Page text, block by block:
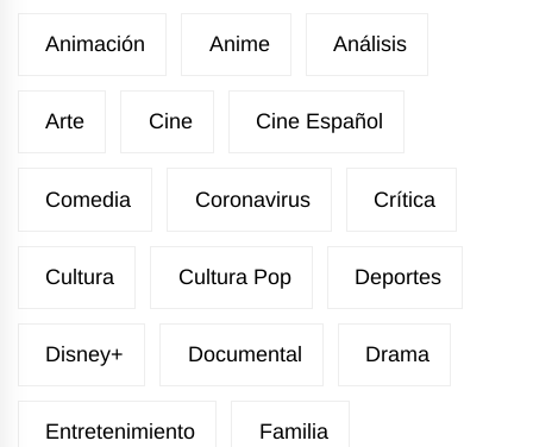
Animación Anime Análisis
Arte Cine Cine Español
Comedia Coronavirus Crítica
Cultura Cultura Pop Deportes
Disney+ Documental Drama
Entretenimiento Familia